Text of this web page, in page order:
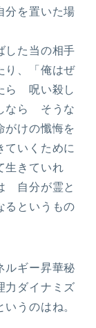
を置いた場
した当の相手
り、「俺はぜ
ら 呪い殺し
なら そうな
けの懺悔を
ていくために
生きていれ
自分が霊と
というもの
ルギー昇華秘
力ダイナミズ
うのはね。